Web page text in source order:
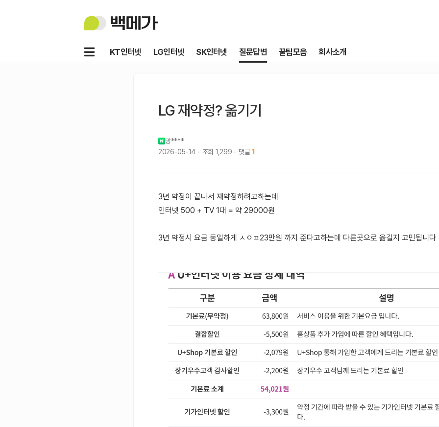
백
KT인터넷
LG인터넷 SK인터넷 질문답변 꿀팁모음 회사소개
메
LG 재약정? 옮기기
망****
2026-05-14
조회 1,299 댓글 1
3년 약정이 끝나서 재약정하려고하는데
인터넷 500 + TV 1대 = 약 29000원
3년 약정시 요금 동일하게 ㅅㅇㅍ23만원 까지 준다고하는데 다른곳으로 옮길지 고민됩니다